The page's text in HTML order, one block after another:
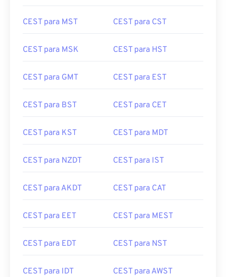
CEST para MST CEST para CST
CEST para MSK CEST para HST
CEST para GMT CEST para EST
CEST para BST CEST para CET
CEST para KST CEST para MDT
CEST para NZDT CEST para IST
CEST para AKDT CEST para CAT
CEST para EET CEST para MEST
CEST para EDT CEST para NST
CEST para IDT CEST para AWST